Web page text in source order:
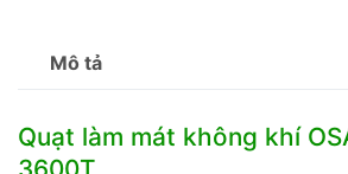
Mô tả
Quạt làm mát không khí